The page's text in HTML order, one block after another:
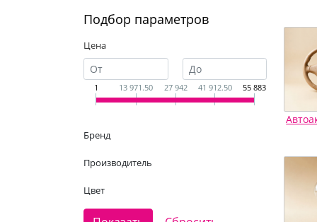
Подбор параметров
Цена
1 13 971.50 27 942 41 912.50 55 883
Бренд
Производитель
Цвет